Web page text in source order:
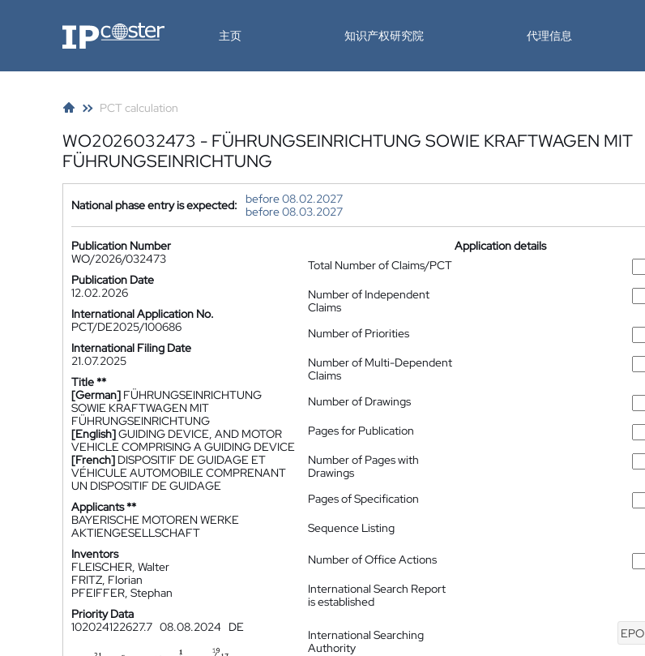
IP-Coster 主页 知识产权研究院 代理信息
PCT calculation
WO2026032473 - FÜHRUNGSEINRICHTUNG SOWIE KRAFTWAGEN MIT
FÜHRUNGSEINRICHTUNG
National phase entry is expected:
before 08.02.2027
before 08.03.2027
Publication Number
WO/2026/032473
Publication Date
12.02.2026
International Application No.
PCT/DE2025/100686
International Filing Date
21.07.2025
Title **
[German] FÜHRUNGSEINRICHTUNG
SOWIE KRAFTWAGEN MIT
FÜHRUNGSEINRICHTUNG
[English]GUIDING DEVICE, AND MOTOR
VEHICLE COMPRISING A GUIDING DEVICE
[French] DISPOSITIF DE GUIDAGE ET
VÉHICULE AUTOMOBILE COMPRENANT
UN DISPOSITIF DE GUIDAGE
Applicants **
BAYERISCHE MOTOREN WERKE
AKTIENGESELLSCHAFT
Inventors
FLEISCHER, Walter
FRITZ, Florian
PFEIFFER, Stephan
Priority Data
102024122627.7 08.08.2024 DE
Application details
Total Number of Claims/PCT
Number of Independent
Claims
Number of Priorities
Number of Multi-Dependent
Claims
Number of Drawings
Pages for Publication
Number of Pages with
Drawings
Pages of Specification
Sequence Listing
Number of Office Actions
International Search Report
is established
International Searching
Authority
EPO